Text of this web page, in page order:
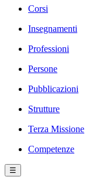
Corsi
Insegnamenti
Professioni
Persone
Pubblicazioni
Strutture
Terza Missione
Competenze
☰